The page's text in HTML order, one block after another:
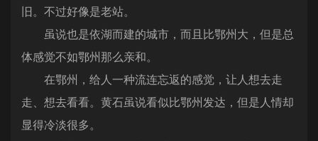
旧。不过好像是老站。
虽说也是依湖而建的城市，而且比鄂州大，但是总
体感觉不如鄂州那么亲和。
在鄂州，给人一种流连忘返的感觉，让人想去走
走、想去看看。黄石虽说看似比鄂州发达，但是人情却
显得冷淡很多。